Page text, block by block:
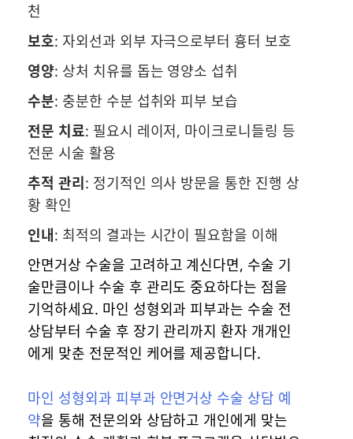
천
보호: 자외선과 외부 자극으로부터 흉터 보호
영양: 상처 치유를 돕는 영양소 섭취
수분: 충분한 수분 섭취와 피부 보습
전문 치료: 필요시 레이저, 마이크로니들링 등
전문 시술 활용
추적 관리: 정기적인 의사 방문을 통한 진행 상
황 확인
인내: 최적의 결과는 시간이 필요함을 이해
안면거상 수술을 고려하고 계신다면, 수술 기
술만큼이나 수술 후 관리도 중요하다는 점을
기억하세요. 마인 성형외과 피부과는 수술 전
상담부터 수술 후 장기 관리까지 환자 개개인
에게 맞춘 전문적인 케어를 제공합니다.
마인 성형외과 피부과 안면거상 수술 상담 예
약을 통해 전문의와 상담하고 개인에게 맞는